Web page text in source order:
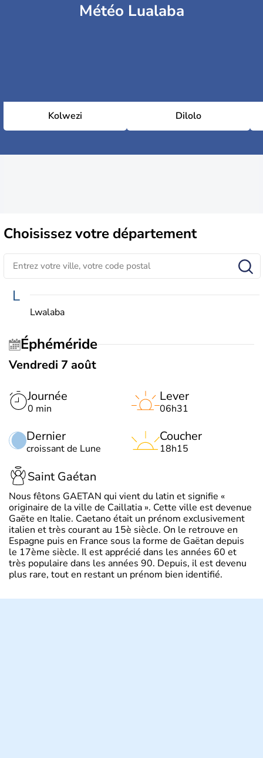
Météo Lualaba
Kolwezi Dilolo
Choisissezvotre département
L
Lwalaba
Éphéméride
Vendredi 7 août
Journée
0 min
Dernier
croissant de Lune
Lever
06h31
Coucher
18h15
Saint Gaétan
Nous fêtons GAETAN qui vient du latin et signifie «
originaire de la ville de Caillatia ». Cette ville est devenue
Gaëte en Italie. Caetano était un prénom exclusivement
italien et très courant au 15è siècle. On le retrouve en
Espagne puis en France sous la forme de Gaëtan depuis
le 17ème siècle. Il est apprécié dans les années 60 et
très populaire dans les années 90. Depuis, il est devenu
plus rare, tout en restant un prénom bien identifié.